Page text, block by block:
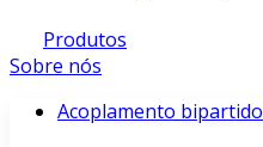
Produtos
Sobre nós
Acoplamento bipartido